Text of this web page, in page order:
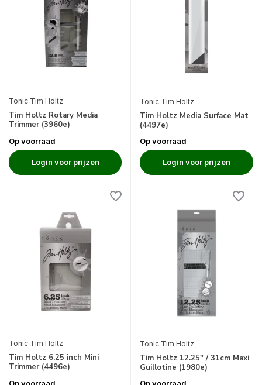
Tonic Tim Holtz
Tim Holtz Rotary Media
Trimmer (3960e)
Op voorraad
Login voor prijzen
Tonic Tim Holtz
Tim Holtz Media Surface Mat
(4497e)
Op voorraad
Login voor prijzen
Tonic Tim Holtz
Tim Holtz 6.25 inch Mini
Trimmer (4496e)
Tonic Tim Holtz
Tim Holtz 12.25" / 31cm Maxi
Guillotine (1980e)